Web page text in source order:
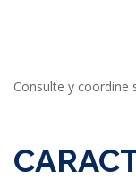
Consulte y coordine